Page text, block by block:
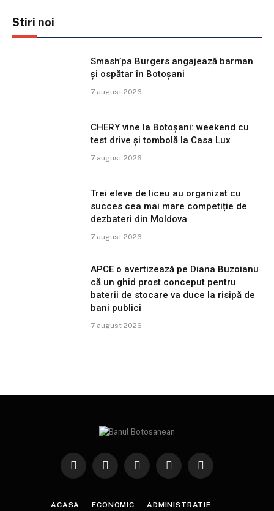
Stiri noi
Smash’pa Burgers angajează barman
și ospătar în Botoșani
7 august 2026
CHERY vine la Botoșani: weekend cu
test drive și tombolă la Casa Lux
7 august 2026
Trei eleve de liceu au organizat cu
succes cea mai mare competiție de
dezbateri din Moldova
7 august 2026
APCE o avertizează pe Diana Buzoianu
că un ghid prost conceput pentru
baterii de stocare va duce la risipă de
bani publici
7 august 2026
Facebook
X
InstagramYouTubeTikTok
ACASA ECONOMIC ADMINISTRATIE